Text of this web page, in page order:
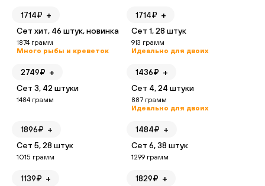
1714₽ + 1714₽ +
Сет хит, 46 штук, новинка
1874 грамм
Много рыбы и креветок
2749₽ +
Сет 1, 28 штук
913 грамм
Идеально для двоих
1436₽ +
Сет 3, 42 штуки
1484 грамм
1896₽ +
Сет 4, 24 штуки
887 грамм
Идеально для двоих
1484₽ +
Сет 5, 28 штук
1015 грамм
1139₽ +
Сет 6, 38 штук
1299 грамм
1829₽ +